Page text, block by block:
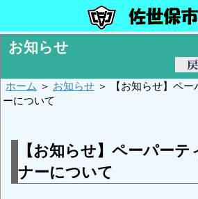
お知らせ
ホーム ＞ お知らせ ＞ 【お知らせ】ペ
ーについて
【お知らせ】ペーパーテ
ナーについて